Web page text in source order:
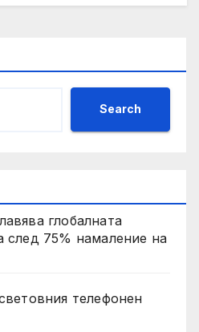
Search
глобалната
след 75% намаление на
телефонен